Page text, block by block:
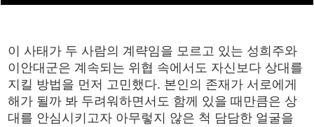
이 사태가 두 사람의 계략임을 모르고 있는 성희주와
이안대군은 계속되는 위협 속에서도 자신보다 상대를
지킬 방법을 먼저 고민했다. 본인의 존재가 서로에게
해가 될까 봐 두려워하면서도 함께 있을 때만큼은 상
대를 안심시키고자 아무렇지 않은 척 담담한 얼굴을